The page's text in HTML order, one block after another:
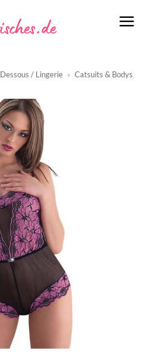
Dessous / Lingerie » Catsuits & Bodys